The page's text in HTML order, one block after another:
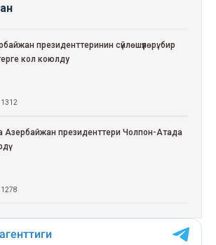
президенттеринин сүйлөшүүлөрү: бир
кол коюлду
1312
Азербайжан президенттери Чолпон-Атада
1278